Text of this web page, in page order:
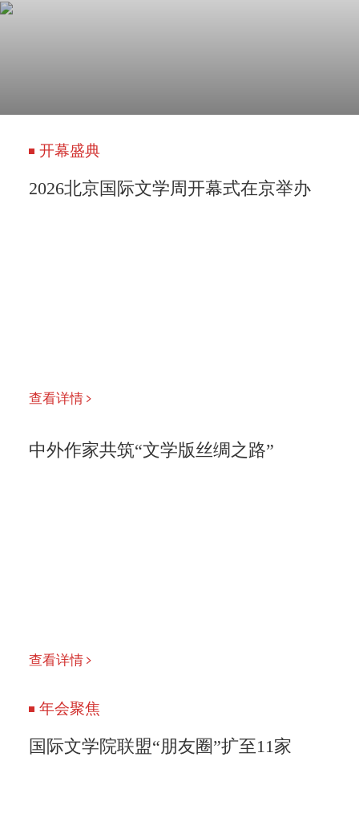
开幕盛典
2026北京国际文学周开幕式在京举办
查看详情
中外作家共筑“文学版丝绸之路”
查看详情
年会聚焦
国际文学院联盟“朋友圈”扩至11家